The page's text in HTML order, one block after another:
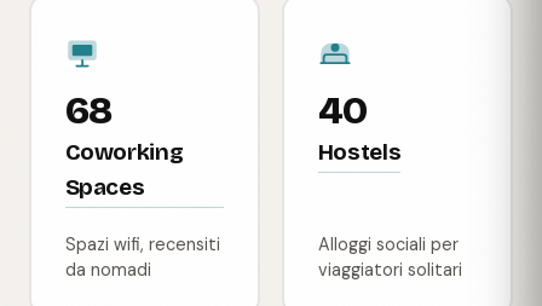
68
Coworking
Spaces
Spazi wifi, recensiti
da nomadi
40
Hostels
Alloggi sociali per
viaggiatori solitari